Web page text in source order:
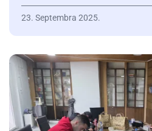
23. Septembra 2025.